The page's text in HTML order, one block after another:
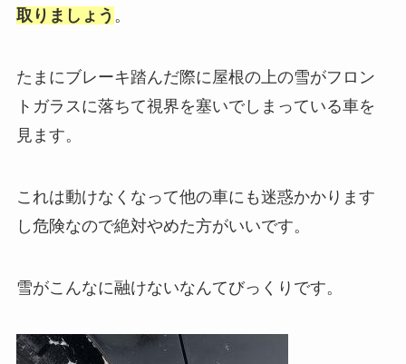
取りましょう 。
たまにブレーキ踏んだ際に屋根の上の雪がフロン
トガラスに落ちて視界を塞いでしまっている車を
見ます。
これは動けなくなって他の車にも迷惑かかります
し危険なので絶対やめた方がいいです。
雪がこんなに融けないなんてびっくりです。